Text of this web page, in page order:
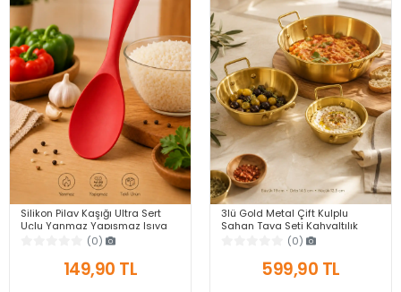
Silikon Pilav Kaşığı Ultra Sert
Uçlu Yanmaz Yapışmaz Isıya
Dayanıklı Kırmızı Servis Yemek
(0)
149,90 TL
3lü Gold Metal Çift Kulplu
Sahan Tava Seti Kahvaltılık
Meze Menemen Mutfak Sofra
Sunum Kabı Seti
(0)
599,90 TL